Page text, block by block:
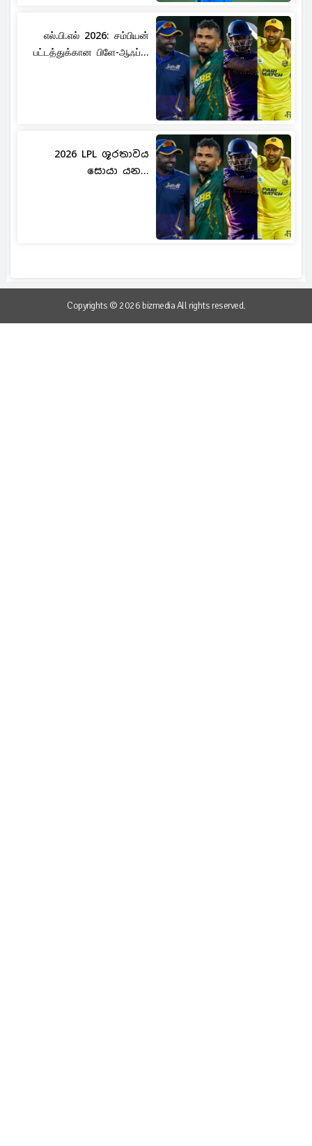
எல்.பி.எல் 2026: சம்பியன்
பட்டத்துக்கான பிளே-ஆஃப்...
2026 LPL ශූරතාවය
සොයා යන...
Copyrights © 2026 bizmedia All rights reserved.